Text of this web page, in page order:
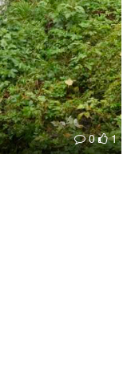
0 1